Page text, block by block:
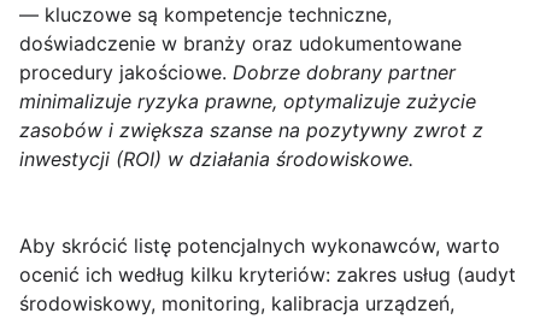
— kluczowe są kompetencje techniczne,
doświadczenie w branży oraz udokumentowane
procedury jakościowe. Dobrze dobrany partner
minimalizuje ryzyka prawne, optymalizuje zużycie
zasobów i zwiększa szanse na pozytywny zwrot z
inwestycji (ROI) w działania środowiskowe.
Aby skrócić listę potencjalnych wykonawców, warto
ocenić ich według kilku kryteriów: zakres usług (audyt
środowiskowy, monitoring, kalibracja urządzeń,